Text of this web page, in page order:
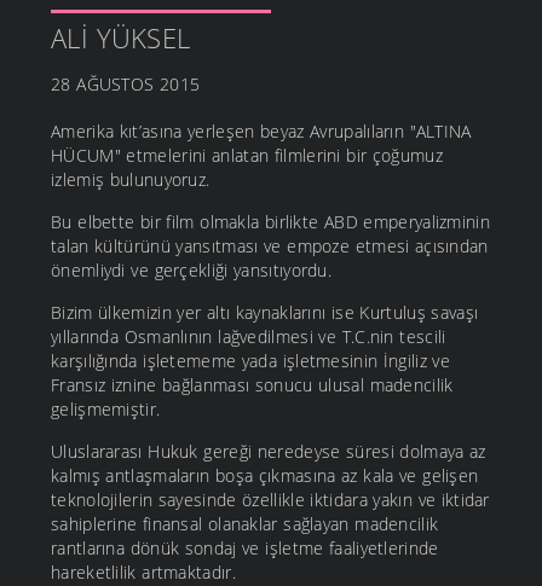
ALI YÜKSEL
28 AĞUSTOS 2015
Amerika kıt’asına yerleşen beyaz Avrupalıların "ALTINA
HÜCUM" etmelerini anlatan filmlerini bir çoğumuz
izlemiş bulunuyoruz.
Bu elbette bir film olmakla birlikte ABD emperyalizminin
talan kültürünü yansıtması ve empoze etmesi açısından
önemliydi ve gerçekliği yansıtıyordu.
Bizim ülkemizin yer altı kaynaklarını ise Kurtuluş savaşı
yıllarında Osmanlının lağvedilmesi ve T.C.nin tescili
karşılığında işletememe yada işletmesinin İngiliz ve
Fransız iznine bağlanması sonucu ulusal madencilik
gelişmemiştir.
Uluslararası Hukuk gereği neredeyse süresi dolmaya az
kalmış antlaşmaların boşa çıkmasına az kala ve gelişen
teknolojilerin sayesinde özellikle iktidara yakın ve iktidar
sahiplerine finansal olanaklar sağlayan madencilik
rantlarına dönük sondaj ve işletme faaliyetlerinde
hareketlilik artmaktadır.